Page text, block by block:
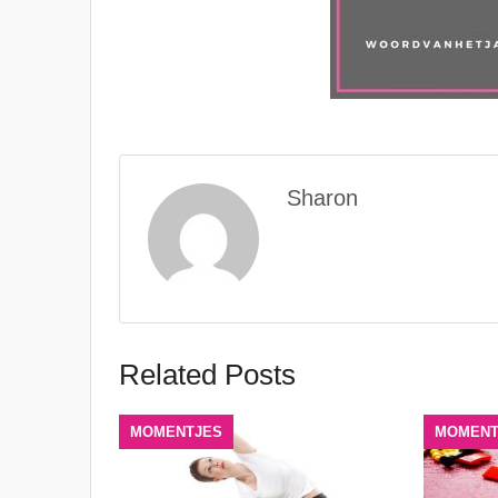
Sharon
Related Posts
MOMENTJES